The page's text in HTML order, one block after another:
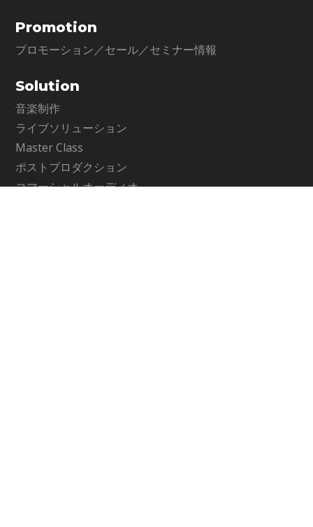
Promotion
プロモーション／セール／セミナー情報
Solution
音楽制作
ライブソリューション
Master Class
ポストプロダクション
コマーシャルオーディオ